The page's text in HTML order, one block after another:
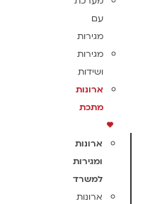
עם
מגירות
מגירות
ושידות
ארונות
מתכת
ארונות
ומגירות
למשרד
ארונות